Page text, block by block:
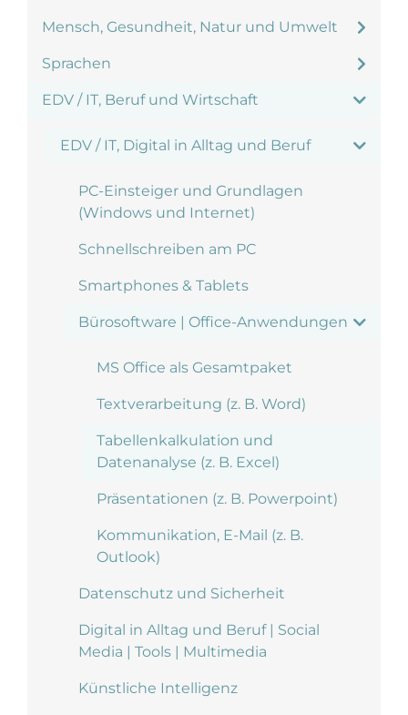
Mensch, Gesundheit, Natur und Umwelt
Sprachen
EDV / IT, Beruf und Wirtschaft
EDV / IT, Digital in Alltag und Beruf
PC-Einsteiger und Grundlagen
(Windows und Internet)
Schnellschreiben am PC
Smartphones & Tablets
Bürosoftware | Office-Anwendungen
MS Office als Gesamtpaket
Textverarbeitung (z. B. Word)
Tabellenkalkulation und
Datenanalyse (z. B. Excel)
Präsentationen (z. B. Powerpoint)
Kommunikation, E-Mail (z. B.
Outlook)
Datenschutz und Sicherheit
Digital in Alltag und Beruf | Social
Media | Tools | Multimedia
Künstliche Intelligenz